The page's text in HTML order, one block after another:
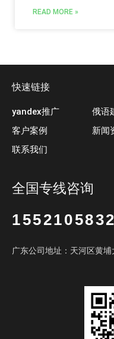
READ MORE »
快速链接
yandex推广
客户案例
联系我们
俄语
新闻
全国专线咨询
广东公司地址：天河区黄